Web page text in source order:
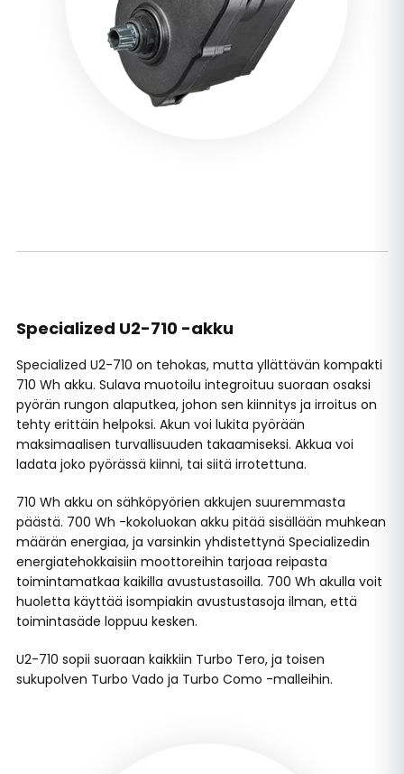
Specialized U2-710 -akku
Specialized U2-710 on tehokas, mutta yllättävän kompakti
710 Wh akku. Sulava muotoilu integroituu suoraan osaksi
pyörän rungon alaputkea, johon sen kiinnitys ja irroitus on
tehty erittäin helpoksi. Akun voi lukita pyörään
maksimaalisen turvallisuuden takaamiseksi. Akkua voi
ladata joko pyörässä kiinni, tai siitä irrotettuna.
710 Wh akku on sähköpyörien akkujen suuremmasta
päästä. 700 Wh -kokoluokan akku pitää sisällään muhkean
määrän energiaa, ja varsinkin yhdistettynä Specializedin
energiatehokkaisiin moottoreihin tarjoaa reipasta
toimintamatkaa kaikilla avustustasoilla. 700 Wh akulla voit
huoletta käyttää isompiakin avustustasoja ilman, että
toimintasäde loppuu kesken.
U2-710 sopii suoraan kaikkiin Turbo Tero, ja toisen
sukupolven Turbo Vado ja Turbo Como -malleihin.